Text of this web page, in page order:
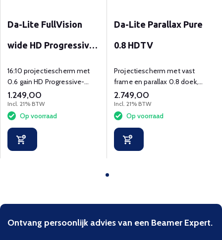
Da-Lite FullVision
wide HD Progressive
0.6
16:10 projectiescherm met
0.6 gain HD Progressive-
projectiedoek voor optimale
4K en UHD projectie.
1.249,00
Incl. 21% BTW
Op voorraad
Da-Lite Parallax Pure
0.8 HDTV
Projectiescherm met vast
frame en parallax 0.8 doek,
van 72" t/m 127" diagonaal.
2.749,00
Incl. 21% BTW
Op voorraad
Ontvang persoonlijk advies van een Beamer Expert.